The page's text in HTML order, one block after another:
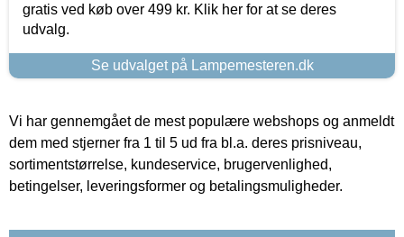
gratis ved køb over 499 kr. Klik her for at se deres
udvalg.
Se udvalget på Lampemesteren.dk
Vi har gennemgået de mest populære webshops og anmeldt
dem med stjerner fra 1 til 5 ud fra bl.a. deres prisniveau,
sortimentstørrelse, kundeservice, brugervenlighed,
betingelser, leveringsformer og betalingsmuligheder.